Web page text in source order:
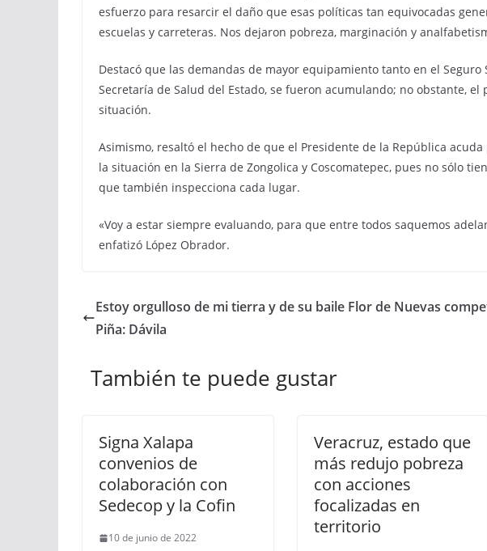
esfuerzo para resarcir el daño que esas políticas tan equivocadas
escuelas y carreteras. Nos dejaron pobreza, marginación y
Destacó que las demandas de mayor equipamiento tanto en el Seguro
Secretaría de Salud del Estado, se fueron acumulando; no obstante,
situación.
Asimismo, resaltó el hecho de que el Presidente de la República
la situación en la Sierra de Zongolica y Coscomatepec, pues no sólo
que también inspecciona cada lugar.
«Voy a estar siempre evaluando, para que entre todos saquemos
enfatizó López Obrador.
Estoy orgulloso de mi tierra y de su baile Flor de
Piña: Dávila
Nuevas
También te puede gustar
Signa Xalapa
convenios de
colaboración con
Sedecop y la Cofin
10 de junio de 2022
Veracruz, estado que
más redujo pobreza
con acciones
focalizadas en
territorio